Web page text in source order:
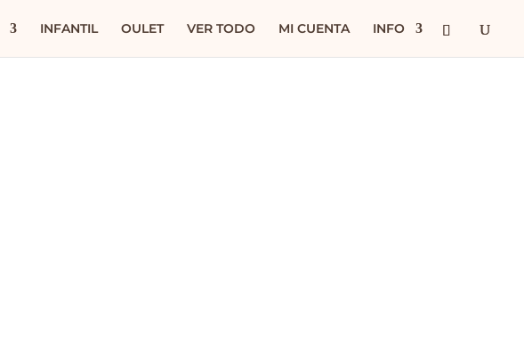
INFANTIL OULET VER TODO MI CUENTA INFO